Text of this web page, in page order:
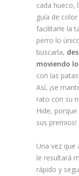
cada hueco,
guía de
facilitarle la
perro lo
buscarla,
moviendo
con las patas.
Así, ¡se
rato con su
Hide,
sus premios!
Una vez que
le resultará
rápido y